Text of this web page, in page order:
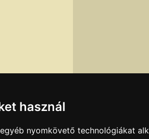
Adatok legutóbbi
használ
nyomkövető technológiákat